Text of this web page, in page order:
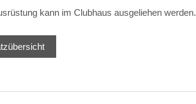
kann im Clubhaus ausgeliehen werden.